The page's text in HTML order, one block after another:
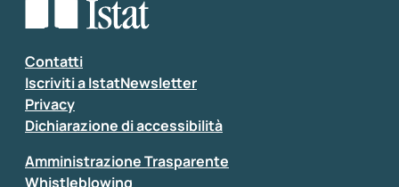
Seleziona la tipologia della segnalazione
Inserisci il tuo commento
Contatti
Iscriviti a IstatNewsletter
Privacy
Dichiarazione di accessibilità
Amministrazione Trasparente
Whistleblowing